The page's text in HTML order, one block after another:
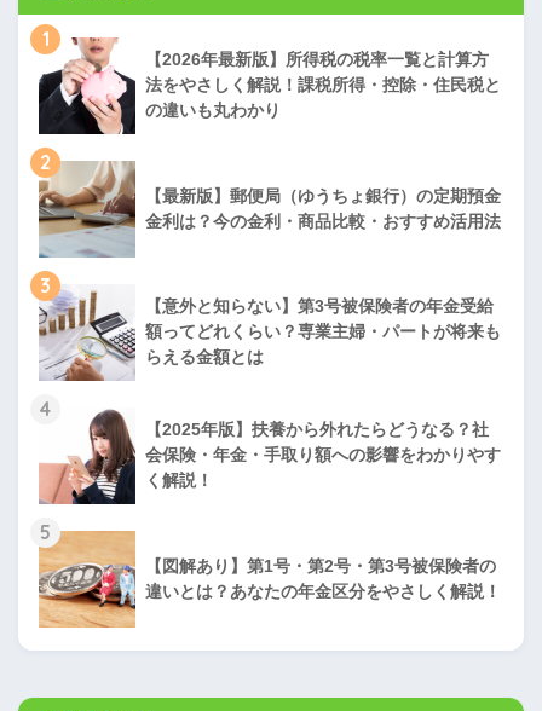
1
【2026年最新版】所得税の税率一覧と計算方
法をやさしく解説！課税所得・控除・住民税と
の違いも丸わかり
2
【最新版】郵便局（ゆうちょ銀行）の定期預金
金利は？今の金利・商品比較・おすすめ活用法
3
【意外と知らない】第3号被保険者の年金受給
額ってどれくらい？専業主婦・パートが将来も
らえる金額とは
4
【2025年版】扶養から外れたらどうなる？社
会保険・年金・手取り額への影響をわかりやす
く解説！
5
【図解あり】第1号・第2号・第3号被保険者の
違いとは？あなたの年金区分をやさしく解説！